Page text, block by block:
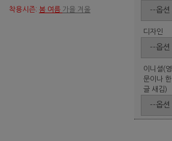
착용시즌: 봄 여름 가을 겨울
디자인
이니셜(영
문이나 한
글 새김)